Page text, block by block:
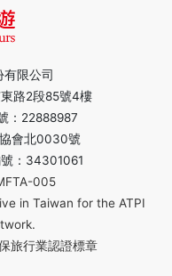
限公司
路2段85號4樓
：22888987
會北0030號
：34301061
005
in Taiwan for the ATPI
旅行業認證標章